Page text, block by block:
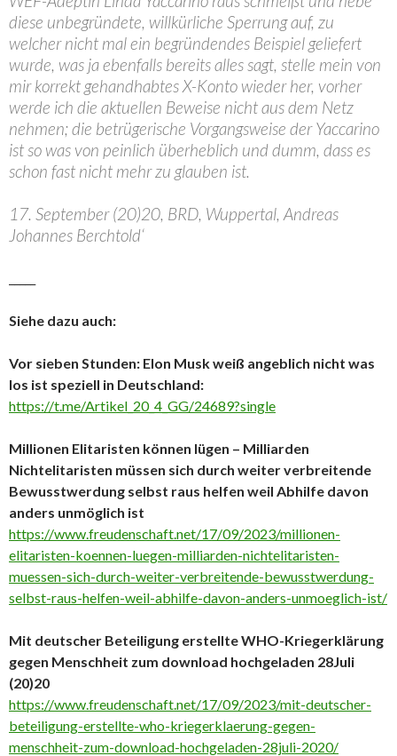
diese unbegründete, willkürliche Sperrung auf, zu
welcher nicht mal ein begründendes Beispiel geliefert
wurde, was ja ebenfalls bereits alles sagt, stelle mein von
mir korrekt gehandhabtes X-Konto wieder her, vorher
werde ich die aktuellen Beweise nicht aus dem Netz
nehmen; die betrügerische Vorgangsweise der Yaccarino
ist so was von peinlich überheblich und dumm, dass es
schon fast nicht mehr zu glauben ist.
17. September (20)20, BRD, Wuppertal, Andreas
Johannes Berchtold‘
Siehe dazu auch:
Vor sieben Stunden: Elon Musk weiß angeblich nicht was
los ist speziell in Deutschland:
https://t.me/Artikel_20_4_GG/24689?single
Millionen Elitaristen können lügen – Milliarden
Nichtelitaristen müssen sich durch weiter verbreitende
Bewusstwerdung selbst raus helfen weil Abhilfe davon
anders unmöglich ist
https://www.freudenschaft.net/17/09/2023/millionen-
elitaristen-koennen-luegen-milliarden-nichtelitaristen-
muessen-sich-durch-weiter-verbreitende-bewusstwerdung-
selbst-raus-helfen-weil-abhilfe-davon-anders-unmoeglich-ist/
Mit deutscher Beteiligung erstellte WHO-Kriegerklärung
gegen Menschheit zum download hochgeladen 28Juli
(20)20
https://www.freudenschaft.net/17/09/2023/mit-deutscher-
beteiligung-erstellte-who-kriegerklaerung-gegen-
menschheit-zum-download-hochgeladen-28juli-2020/